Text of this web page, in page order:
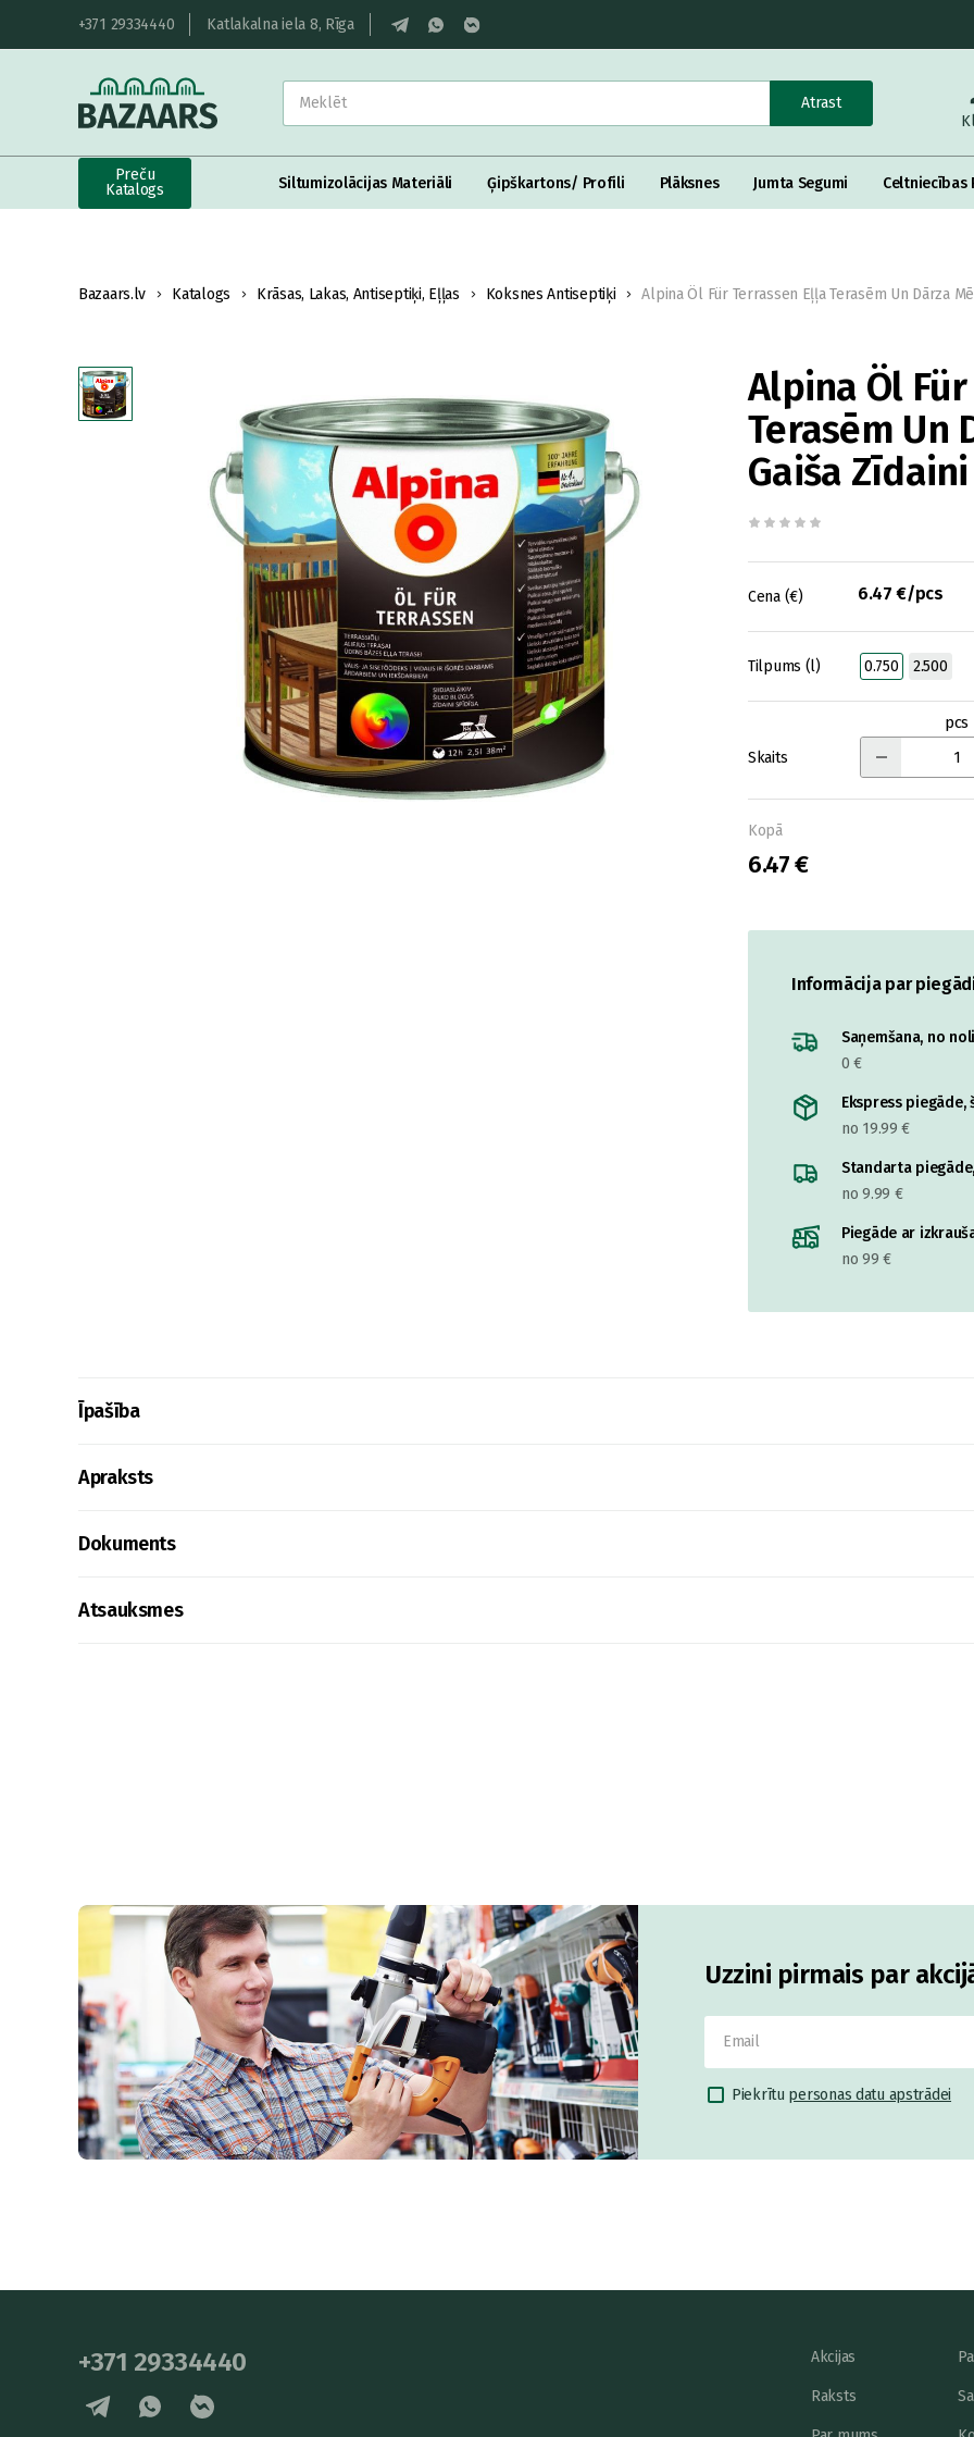
+371 29334440 Katlakalna iela 8, Rīga
Atrast
Preču
Katalogs
Siltumizolācijas Materiāli Ģipškartons/ Profili Plāksnes Jumta Segumi Celtniecības
Bazaars.lv Katalogs Krāsas, Lakas, Antiseptiķi, Eļļas Koksnes Antiseptiķi Alpina Öl Für Terrassen Eļļa Terasēm Un Dārza
Alpina Öl
Terasēm Un
Gaiša
Cena (€) 6.47 €/pcs
Tilpums (l) 0.750 2.500
Skaits
pcs
Kopā
6.47 €
Informācija par
Saņemšana, no
0 €
Ekspress
no 19.99 €
Standarta
no 9.99 €
Piegāde ar
no 99 €
Īpašība
Apraksts
Dokuments
Atsauksmes
Uzzini pirmais par
Piekrītu personas datu apstrādei
+371 29334440 Akcijas
Raksts